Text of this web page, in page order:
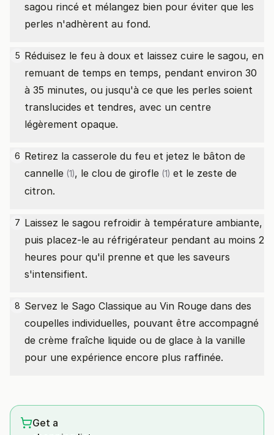
sagou rincé et mélangez bien pour éviter que les
perles n'adhèrent au fond.
5 Réduisez le feu à doux et laissez cuire le sagou, en
remuant de temps en temps, pendant environ 30
à 35 minutes, ou jusqu'à ce que les perles soient
translucides et tendres, avec un centre
légèrement opaque.
6 Retirez la casserole du feu et jetez le bâton de
cannelle (1), le clou de girofle (1) et le zeste de
citron.
7 Laissez le sagou refroidir à température ambiante,
puis placez-le au réfrigérateur pendant au moins 2
heures pour qu'il prenne et que les saveurs
s'intensifient.
8 Servez le Sago Classique au Vin Rouge dans des
coupelles individuelles, pouvant être accompagné
de crème fraîche liquide ou de glace à la vanille
pour une expérience encore plus raffinée.
Get a